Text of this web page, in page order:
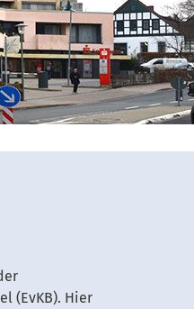
(EvKB). Hier